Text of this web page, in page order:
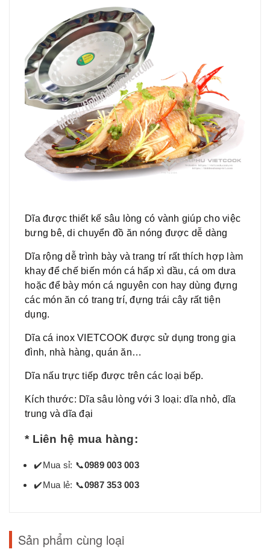
Dĩa được thiết kế sâu lòng có vành giúp cho việc
bưng bê, di chuyển đồ ăn nóng được dễ dàng
Dĩa rộng dễ trình bày và trang trí rất thích hợp làm
khay để chế biến món cá hấp xì dầu, cá om dưa
hoặc để bày món cá nguyên con hay dùng đựng
các món ăn có trang trí, đựng trái cây rất tiện
dụng.
Dĩa cá inox VIETCOOK được sử dụng trong gia
đình, nhà hàng, quán ăn…
Dĩa nấu trực tiếp được trên các loại bếp.
Kích thước: Dĩa sâu lòng với 3 loại: dĩa nhỏ, dĩa
trung và dĩa đại
* Liên hệ mua hàng:
✔ ️Mua sỉ: 📞0989 003 003
✔ ️Mua lẻ: 📞0987 353 003
Sản phẩm cùng loại